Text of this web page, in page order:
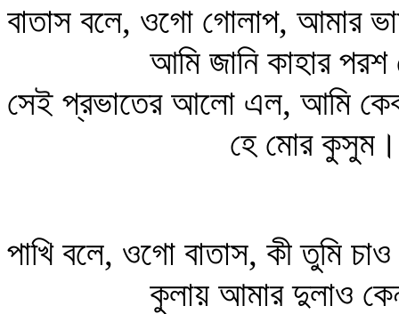
বাতাস বলে, ওগো গোলাপ, আমার
আমি জানি কাহার
সেই প্রভাতের আলো এল, আমি
হে মোর কুসুম।
পাখি বলে, ওগো বাতাস, কী তুমি
কুলায় আমার দুলাও